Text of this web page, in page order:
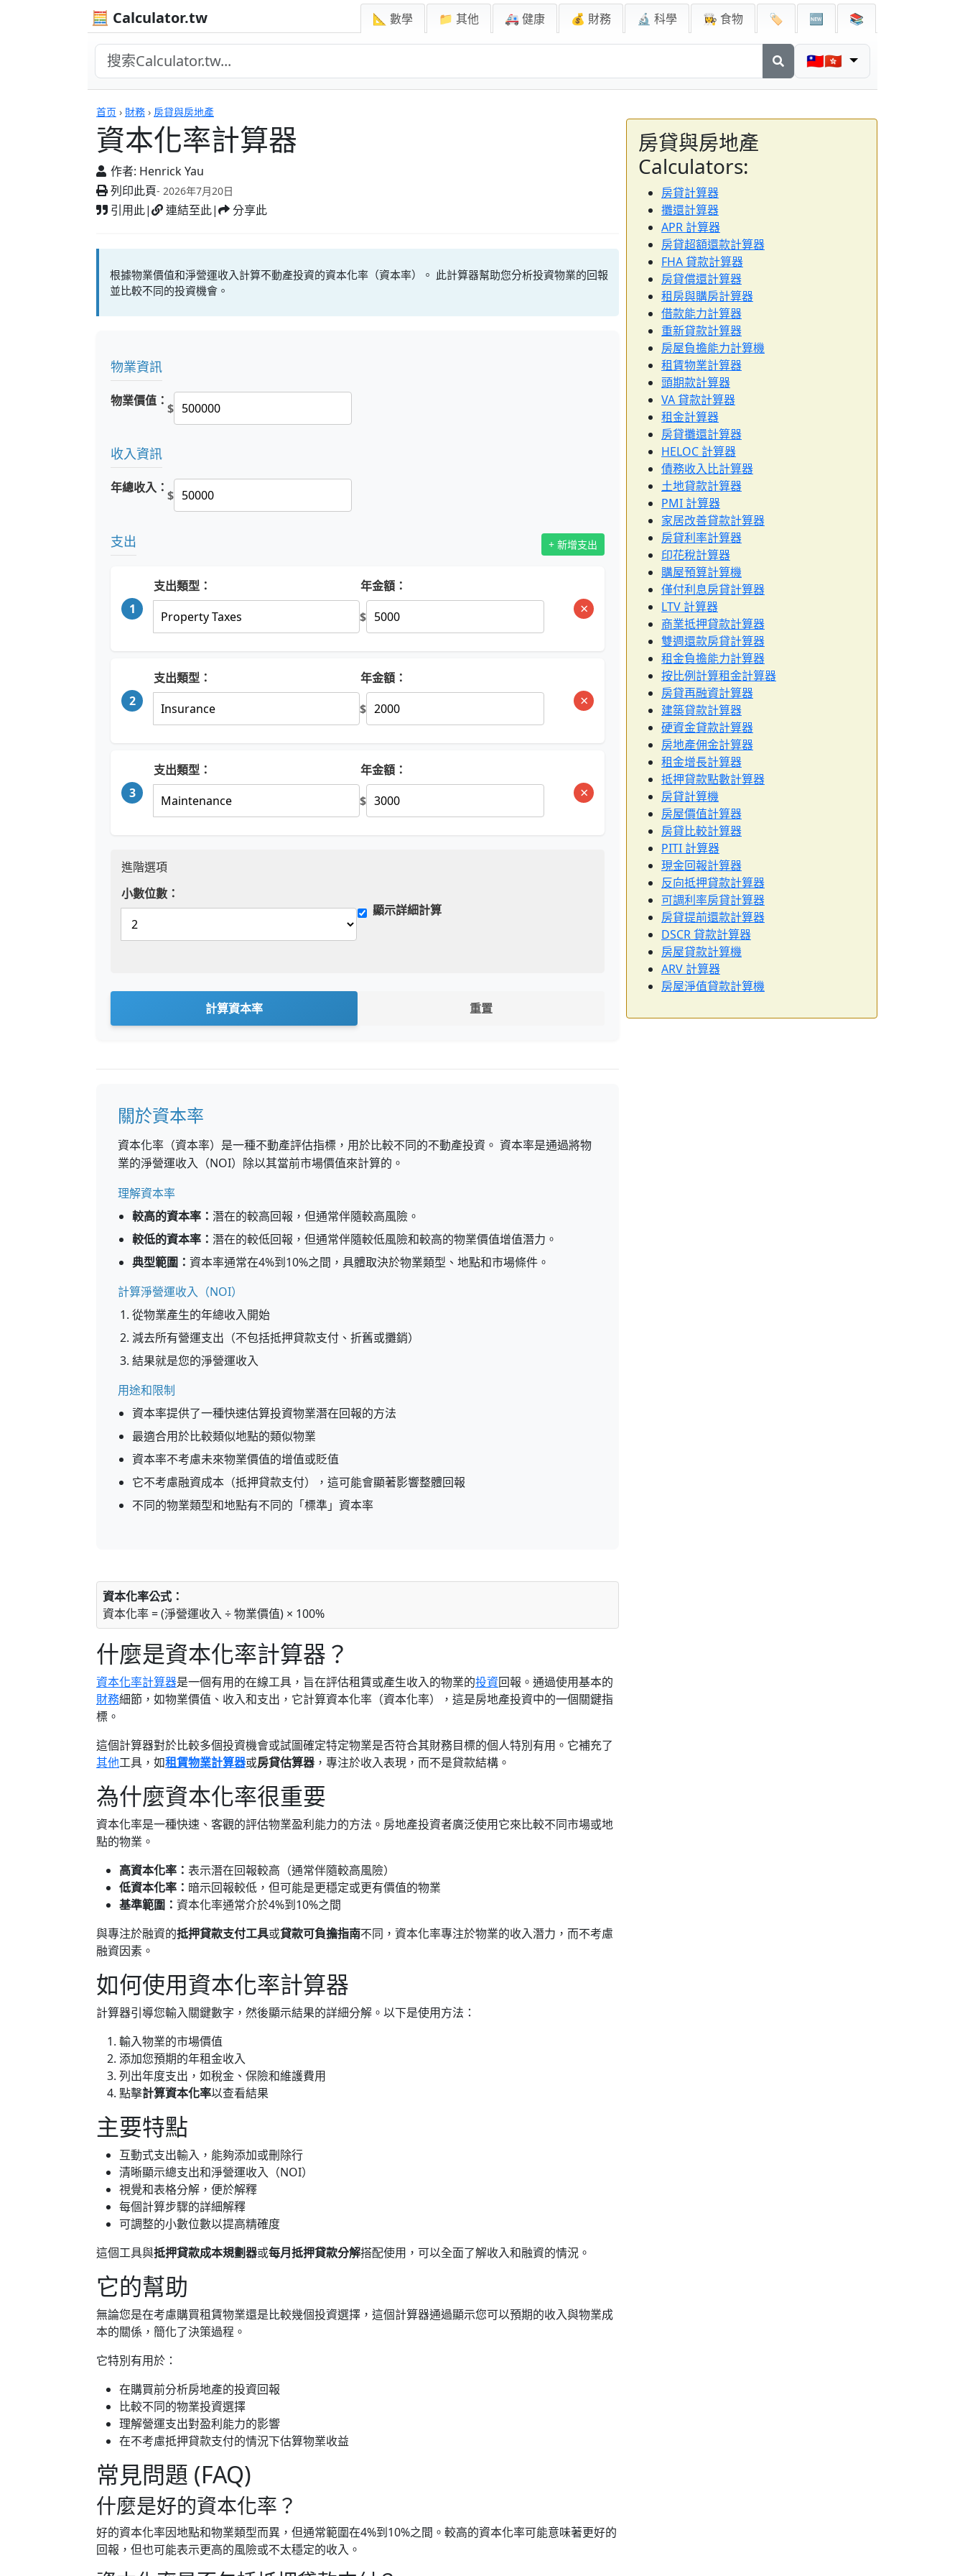
🧮 Calculator.tw 📐 數學 📁 其他 🚑 健康 💰 財務 🔬 科學 👩‍🍳 食物 🏷️ 🆕 📚
🇹🇼🇭🇰
首页 › 財務 › 房貸與房地產
資本化率計算器
作者: Henrick Yau
列印此頁- 2026年7月20日
引用此| 連結至此| 分享此
資本化率計算器
根據物業價值和淨營運收入計算不動產投資的資本化率（資本率）。 此計算器幫助您分析投資物業的回報
並比較不同的投資機會。
物業資訊
物業價值： $
收入資訊
年總收入： $
支出 + 新增支出
1
支出類型：
年金額：
$
×
2
支出類型：
年金額：
$
×
3
支出類型：
年金額：
$
×
進階選項
小數位數：
顯示詳細計算
計算資本率 重置
關於資本率
資本化率（資本率）是一種不動產評估指標，用於比較不同的不動產投資。 資本率是通過將物
業的淨營運收入（NOI）除以其當前市場價值來計算的。
理解資本率
較高的資本率： 潛在的較高回報，但通常伴隨較高風險。
較低的資本率： 潛在的較低回報，但通常伴隨較低風險和較高的物業價值增值潛力。
典型範圍： 資本率通常在4%到10%之間，具體取決於物業類型、地點和市場條件。
計算淨營運收入（NOI）
從物業產生的年總收入開始
減去所有營運支出（不包括抵押貸款支付、折舊或攤銷）
結果就是您的淨營運收入
用途和限制
資本率提供了一種快速估算投資物業潛在回報的方法
最適合用於比較類似地點的類似物業
資本率不考慮未來物業價值的增值或貶值
它不考慮融資成本（抵押貸款支付），這可能會顯著影響整體回報
不同的物業類型和地點有不同的「標準」資本率
資本化率公式：
資本化率 = (淨營運收入 ÷ 物業價值) × 100%
什麼是資本化率計算器？
資本化率計算器是一個有用的在線工具，旨在評估租賃或產生收入的物業的投資回報。通過使用基本的
財務細節，如物業價值、收入和支出，它計算資本化率（資本化率），這是房地產投資中的一個關鍵指
標。
這個計算器對於比較多個投資機會或試圖確定特定物業是否符合其財務目標的個人特別有用。它補充了
其他工具，如租賃物業計算器或房貸估算器 ，專注於收入表現，而不是貸款結構。
為什麼資本化率很重要
資本化率是一種快速、客觀的評估物業盈利能力的方法。房地產投資者廣泛使用它來比較不同市場或地
點的物業。
高資本化率： 表示潛在回報較高（通常伴隨較高風險）
低資本化率： 暗示回報較低，但可能是更穩定或更有價值的物業
基準範圍： 資本化率通常介於4%到10%之間
與專注於融資的抵押貸款支付工具或貸款可負擔指南不同，資本化率專注於物業的收入潛力，而不考慮
融資因素。
如何使用資本化率計算器
計算器引導您輸入關鍵數字，然後顯示結果的詳細分解。以下是使用方法：
輸入物業的市場價值
添加您預期的年租金收入
列出年度支出，如稅金、保險和維護費用
點擊計算資本化率以查看結果
主要特點
互動式支出輸入，能夠添加或刪除行
清晰顯示總支出和淨營運收入（NOI）
視覺和表格分解，便於解釋
每個計算步驟的詳細解釋
可調整的小數位數以提高精確度
這個工具與抵押貸款成本規劃器或每月抵押貸款分解搭配使用，可以全面了解收入和融資的情況。
它的幫助
無論您是在考慮購買租賃物業還是比較幾個投資選擇，這個計算器通過顯示您可以預期的收入與物業成
本的關係，簡化了決策過程。
它特別有用於：
在購買前分析房地產的投資回報
比較不同的物業投資選擇
理解營運支出對盈利能力的影響
在不考慮抵押貸款支付的情況下估算物業收益
常見問題 (FAQ)
什麼是好的資本化率？
好的資本化率因地點和物業類型而異，但通常範圍在4%到10%之間。較高的資本化率可能意味著更好的
回報，但也可能表示更高的風險或不太穩定的收入。
房貸與房地產
Calculators:
房貸計算器
攤還計算器
APR 計算器
房貸超額還款計算器
FHA 貸款計算器
房貸償還計算器
租房與購房計算器
借款能力計算器
重新貸款計算器
房屋負擔能力計算機
租賃物業計算器
頭期款計算器
VA 貸款計算器
租金計算器
房貸攤還計算器
HELOC 計算器
債務收入比計算器
土地貸款計算器
PMI 計算器
家居改善貸款計算器
房貸利率計算器
印花稅計算器
購屋預算計算機
僅付利息房貸計算器
LTV 計算器
商業抵押貸款計算器
雙週還款房貸計算器
租金負擔能力計算器
按比例計算租金計算器
房貸再融資計算器
建築貸款計算器
硬資金貸款計算器
房地產佣金計算器
租金增長計算器
抵押貸款點數計算器
房貸計算機
房屋價值計算器
房貸比較計算器
PITI 計算器
現金回報計算器
反向抵押貸款計算器
可調利率房貸計算器
房貸提前還款計算器
DSCR 貸款計算器
房屋貸款計算機
ARV 計算器
房屋淨值貸款計算機